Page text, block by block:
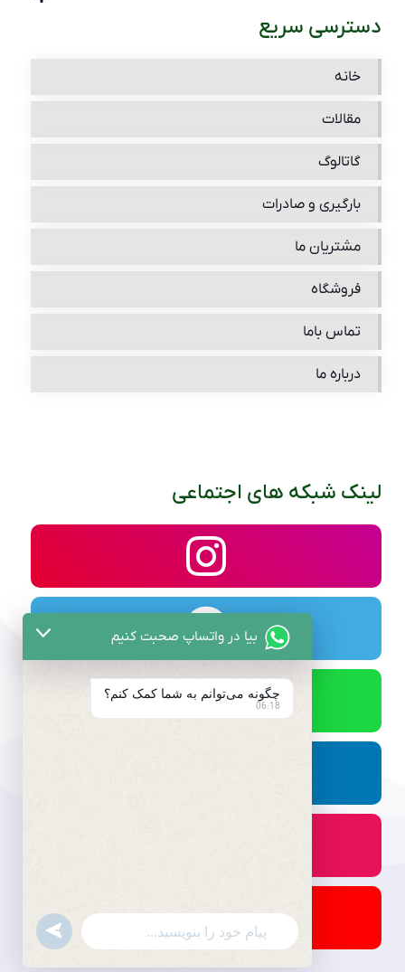
دسترسی سریع
خانه
مقالات
گاتالوگ
بارگیری و صادرات
مشتریان ما
فروشگاه
تماس باما
درباره ما
لینک شبکه های اجتماعی
بیا در واتساپ صحبت کنیم
چگونه می‌توانم به شما کمک کنم؟
06:18
WhatsApp
undefined